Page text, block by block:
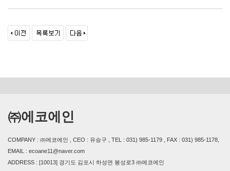
㈜에코에인
COMPANY : ㈜에코에인 , CEO : 유승구 , TEL : 031) 985-1179 , FAX : 031) 985-1178,
EMAIL : ecoane11@naver.com
ADDRESS : [10013] 경기도 김포시 하성면 봉성로3 ㈜에코에인